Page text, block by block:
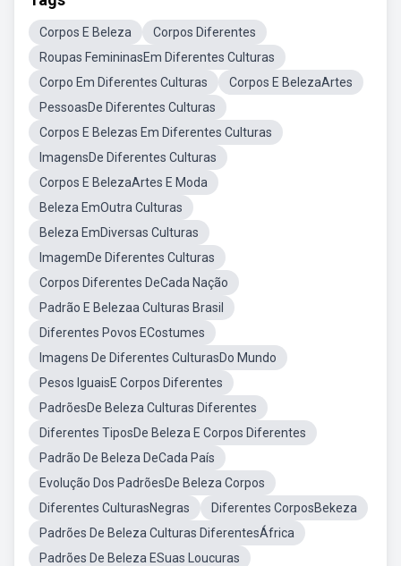
Corpos E Beleza
Corpos Diferentes
Roupas FemininasEm Diferentes Culturas
Corpo Em Diferentes Culturas
Corpos E BelezaArtes
PessoasDe Diferentes Culturas
Corpos E Belezas Em Diferentes Culturas
ImagensDe Diferentes Culturas
Corpos E BelezaArtes E Moda
Beleza EmOutra Culturas
Beleza EmDiversas Culturas
ImagemDe Diferentes Culturas
Corpos Diferentes DeCada Nação
Padrão E Belezaa Culturas Brasil
Diferentes Povos ECostumes
Imagens De Diferentes CulturasDo Mundo
Pesos IguaisE Corpos Diferentes
PadrõesDe Beleza Culturas Diferentes
Diferentes TiposDe Beleza E Corpos Diferentes
Padrão De Beleza DeCada País
Evolução Dos PadrõesDe Beleza Corpos
Diferentes CulturasNegras
Diferentes CorposBekeza
Padrões De Beleza Culturas DiferentesÁfrica
Padrões De Beleza ESuas Loucuras